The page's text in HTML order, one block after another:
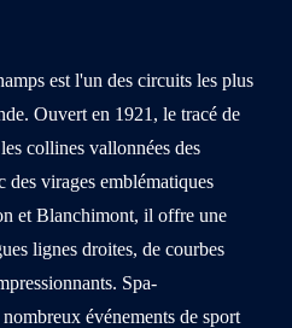
est l'un des circuits les plus
Ouvert en 1921, le tracé de
collines vallonnées des
virages emblématiques
et Blanchimont, il offre une
lignes droites, de courbes
Spa-
événements de sport